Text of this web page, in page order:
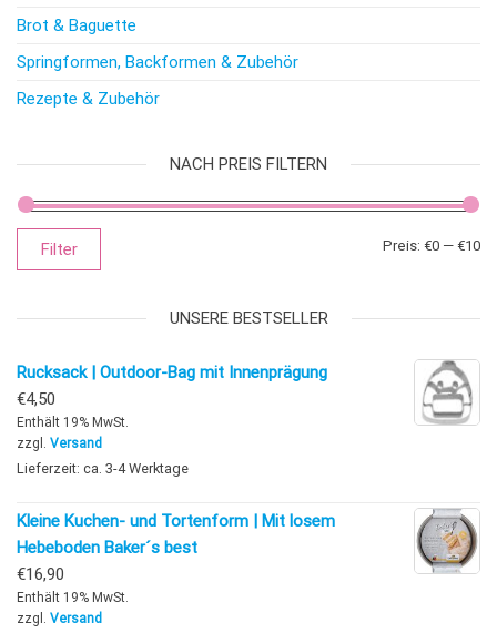
Brot & Baguette
Springformen, Backformen & Zubehör
Rezepte & Zubehör
NACH PREIS FILTERN
Filter Preis: €0 — €10
UNSERE BESTSELLER
Rucksack | Outdoor-Bag mit Innenprägung
€4,50
Enthält 19% MwSt.
zzgl. Versand
Lieferzeit: ca. 3-4 Werktage
Kleine Kuchen- und Tortenform | Mit losem
Hebeboden Baker´s best
€16,90
Enthält 19% MwSt.
zzgl. Versand